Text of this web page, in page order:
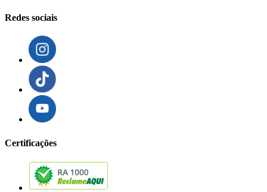
Redes sociais
Certificações